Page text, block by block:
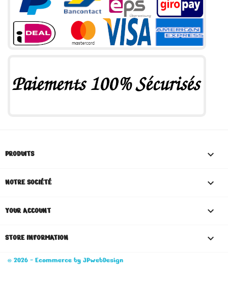
PRODUITS 
NOTRE SOCIÉTÉ 
YOUR ACCOUNT 
STORE INFORMATION keyboard_arrow_down
© 2026 - Ecommerce by JPwebDesign